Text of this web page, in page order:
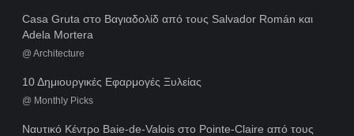
Casa Gruta στο Βαγιαδολίδ από τους Salvador Román και
Adela Mortera
@ Architecture
10 Δημιουργικές Εφαρμογές Ξυλείας
@ Monthly Picks
Ναυτικό Κέντρο Baie-de-Valois στο Pointe-Claire από τους